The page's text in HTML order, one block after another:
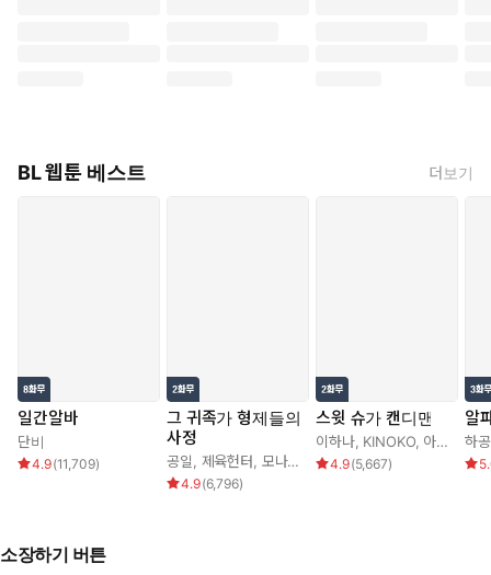
BL 웹툰 베스트 더보기
일간알바
단비
4.9(11,709)
그 귀족가 형제들의
사정
공일, 제육헌터, 모나글로리아
4.9(6,796)
스윗 슈가 캔디맨
이하나, KINOKO, 아르카나
4.9(5,667)
알
하공
소장하기 버튼